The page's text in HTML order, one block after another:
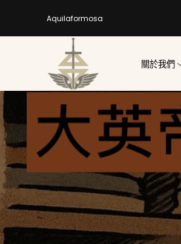
content
Aquilaformosa
關於我們